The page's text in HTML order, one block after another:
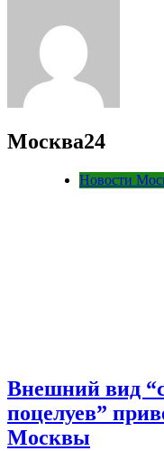
Москва24
Новости
Внешний вид
поцелуев”
Москвы